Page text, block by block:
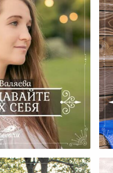
Самих Себя